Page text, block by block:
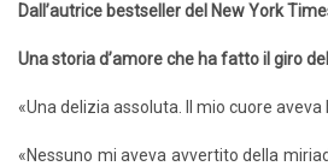
Dall’autrice bestseller del New York
Una storia d’amore che ha fatto il giro
«Una delizia assoluta. Il mio cuore
«Nessuno mi aveva avvertito della